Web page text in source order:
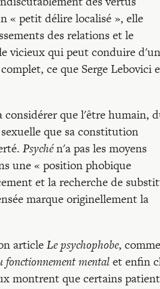
« petit délire localisé », elle
des relations et le
vicieux qui peut conduire
ce que Serge Lebovici
considérer que l'être humain,
que sa constitution
Psychén'a pas les moyens
une « position phobique
et la recherche de
marque originellement la
articleLe psychophobe, comme
fonctionnement mentalet enfin
montrent que certains